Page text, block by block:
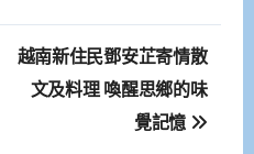
越南新住民鄧安芷寄情散
文及料理 喚醒思鄉的味
覺記憶